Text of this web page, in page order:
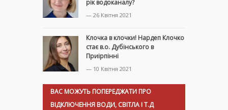
рік водоканалу?
— 26 Квітня 2021
Клочка в клочки! Нардеп Клочко
стає в.о. Дубінського в
Приірпінні
— 10 Квітня 2021
ВАС МОЖУТЬ ПОПЕРЕДЖАТИ ПРО
ВІДКЛЮЧЕННЯ ВОДИ, СВІТЛА І Т.Д